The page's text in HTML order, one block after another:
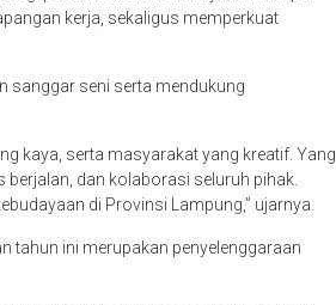
kerja, sekaligus memperkuat
sanggar seni serta mendukung
kaya, serta masyarakat yang kreatif. Yang
dan kolaborasi seluruh pihak.
di Provinsi Lampung,” ujarnya.
tahun ini merupakan penyelenggaraan